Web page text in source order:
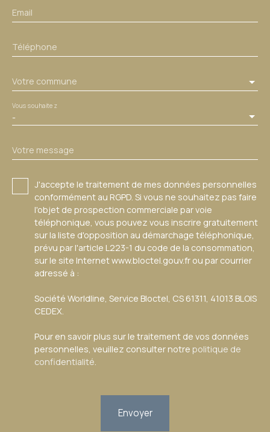
Email
Téléphone
Votre commune
-
Vous souhaitez
Votre message
J'accepte le traitement de mes données personnelles
conformément au RGPD. Si vous ne souhaitez pas faire
l'objet de prospection commerciale par voie
téléphonique, vous pouvez vous inscrire gratuitement
sur la liste d'opposition au démarchage téléphonique,
prévu par l'article L223-1 du code de la consommation,
sur le site Internet www.bloctel.gouv.fr ou par courrier
adressé à :
Société Worldline, Service Bloctel, CS 61311, 41013 BLOIS
CEDEX.
Pour en savoir plus sur le traitement de vos données
personnelles, veuillez consulter notre politique de
confidentialité.
Envoyer